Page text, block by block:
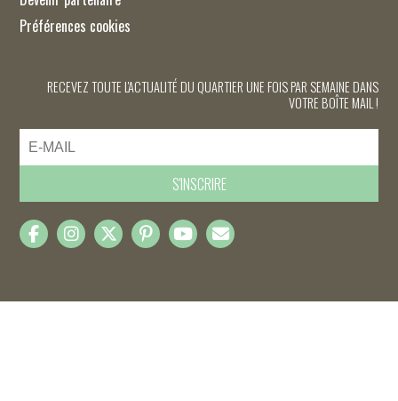
Préférences cookies
RECEVEZ TOUTE L'ACTUALITÉ DU QUARTIER UNE FOIS PAR SEMAINE DANS
VOTRE BOÎTE MAIL !